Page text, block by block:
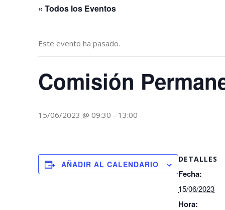
« Todos los Eventos
Este evento ha pasado.
Comisión
15/06/2023 @ 09:30 - 13:00
AÑADIR AL CALENDARIO
DETALLES
Fecha:
15/06/2023
Hora: